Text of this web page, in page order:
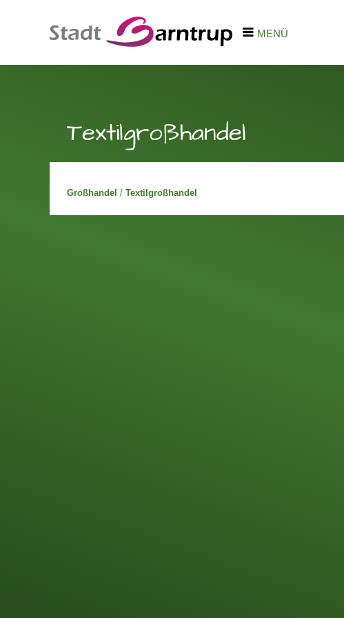
MENÜ
Textilgroßhandel
Großhandel / Textilgroßhandel